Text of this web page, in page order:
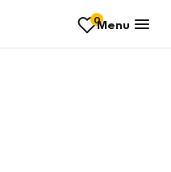
0Menu